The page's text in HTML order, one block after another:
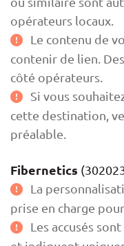
opérateurs locaux.
Le contenu de
contenir de lien.
côté opérateurs.
Si vous
cette destination,
préalable.
Fibernetics
La
prise en charge
Les accusés